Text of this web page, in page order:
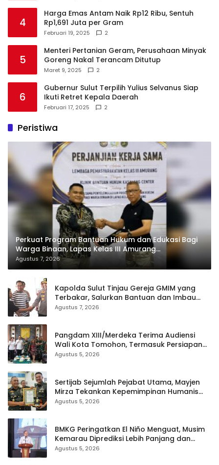
4
Harga Emas Antam Naik Rp12 Ribu, Sentuh
Rp1,691 Juta per Gram
Februari 19, 2025 2
5
Menteri Pertanian Geram, Perusahaan Minyak
Goreng Nakal Terancam Ditutup
Maret 9, 2025 2
6
Gubernur Sulut Terpilih Yulius Selvanus Siap
Ikuti Retret Kepala Daerah
Februari 17, 2025 2
Peristiwa
Perkuat Program Bantuan Hukum dan Edukasi Bagi
Warga Binaan, Lapas Kelas III Amurang
Tandatangani MoU Dengan LBH KASALANG CENTER
Agustus 7, 2026
Kapolda Sulut Tinjau Gereja GMIM yang
Terbakar, Salurkan Bantuan dan Imbau
Waspada Musim Kemarau
Agustus 7, 2026
Pangdam XIII/Merdeka Terima Audiensi
Wali Kota Tomohon, Termasuk Persiapan
TIFF
Agustus 5, 2026
Sertijab Sejumlah Pejabat Utama, Mayjen
Mirza Tekankan Kepemimpinan Humanis
dan Profesional
Agustus 5, 2026
BMKG Peringatkan El Niño Menguat, Musim
Kemarau Diprediksi Lebih Panjang dan
Kering pada Agustus–September
Agustus 5, 2026